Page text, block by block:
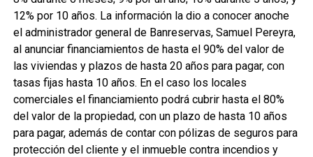
12% por 10 años. La información la dio a conocer anoche
el administrador general de Banreservas, Samuel Pereyra,
al anunciar financiamientos de hasta el 90% del valor de
las viviendas y plazos de hasta 20 años para pagar, con
tasas fijas hasta 10 años. En el caso los locales
comerciales el financiamiento podrá cubrir hasta el 80%
del valor de la propiedad, con un plazo de hasta 10 años
para pagar, además de contar con pólizas de seguros para
protección del cliente y el inmueble contra incendios y